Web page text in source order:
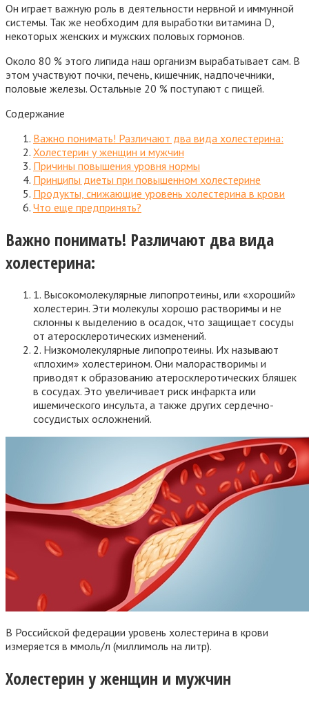
Он играет важную роль в деятельности нервной и иммунной
системы. Так же необходим для выработки витамина D,
некоторых женских и мужских половых гормонов.
Около 80 % этого липида наш организм вырабатывает сам. В
этом участвуют почки, печень, кишечник, надпочечники,
половые железы. Остальные 20 % поступают с пищей.
Содержание
Важно понимать! Различают два вида холестерина:
Холестерин у женщин и мужчин
Причины повышения уровня нормы
Принципы диеты при повышенном холестерине
Продукты, снижающие уровень холестерина в крови
Что еще предпринять?
Важно понимать! Различают два вида
холестерина:
1. Высокомолекулярные липопротеины, или «хороший»
холестерин. Эти молекулы хорошо растворимы и не
склонны к выделению в осадок, что защищает сосуды
от атеросклеротических изменений.
2. Низкомолекулярные липопротеины. Их называют
«плохим» холестерином. Они малорастворимы и
приводят к образованию атеросклеротических бляшек
в сосудах. Это увеличивает риск инфаркта или
ишемического инсульта, а также других сердечно-
сосудистых осложнений.
В Российской федерации уровень холестерина в крови
измеряется в ммоль/л (миллимоль на литр).
Холестерин у женщин и мужчин